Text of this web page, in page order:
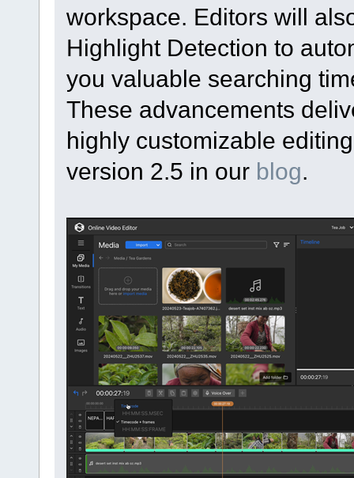
workspace. Editors will
Highlight Detection to
you valuable searching
These advancements
highly customizable
version 2.5 in our blog.